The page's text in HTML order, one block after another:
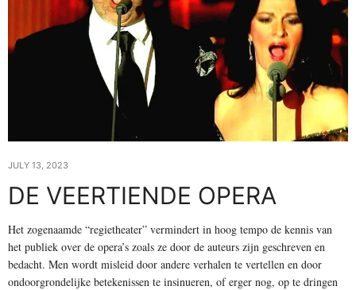
JULY 13, 2023
DE VEERTIENDE OPERA
Het zogenaamde “regietheater” vermindert in hoog tempo de kennis van
het publiek over de opera’s zoals ze door de auteurs zijn geschreven en
bedacht. Men wordt misleid door andere verhalen te vertellen en door
ondoorgrondelijke betekenissen te insinueren, of erger nog, op te dringen